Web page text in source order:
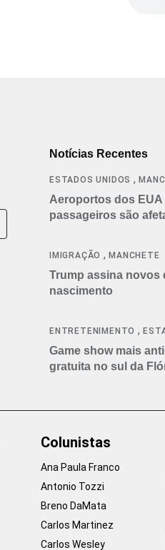
Notícias Recentes
ESTADOS UNIDOS ,
Aeroportos dos
passageiros são
IMIGRAÇÃO ,MANCHETE
Trump assina novos
nascimento
ENTRETENIMENTO ,
Game show mais
gratuita no sul da
Colunistas
Ana Paula Franco
Antonio Tozzi
Breno DaMata
Carlos Martinez
Carlos Wesley